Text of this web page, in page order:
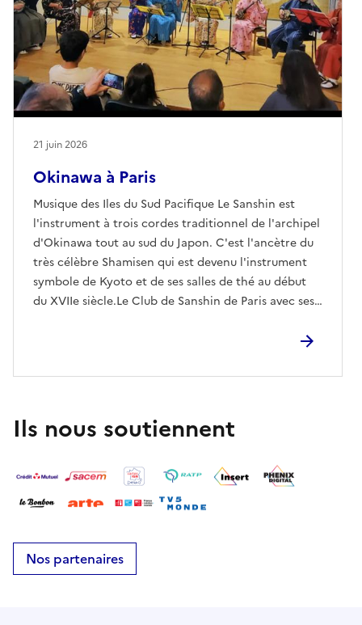
Okinawa à Paris
Musique des Iles du Sud Pacifique Le Sanshin est
l'instrument à trois cordes traditionnel de l'archipel
d'Okinawa tout au sud du Japon. C'est l'ancètre du
très célèbre Shamisen qui est devenu l'instrument
symbole de Kyoto et de ses salles de thé au début
du XVIIe siècle.Le Club de Sanshin de Paris avec ses
milliers de kilomètres de Paris au son des musiques
( le nom de ces Îles avant l'annexion par l'Empire du
nous les kachashi les danses avec lesquelles se
terminent tous les événement importants, mariages,
d'Okinawa.@club_de_sanshin_parisclubdesanshinpa
ris@orange.frLe concert a lieu devant le Centre
culturel italien qui accueil le repetitions du Club de
écrivez à clubdesanshinparis@orange.fr
21 juin 2026
Ils nous soutiennent
Nos partenaires